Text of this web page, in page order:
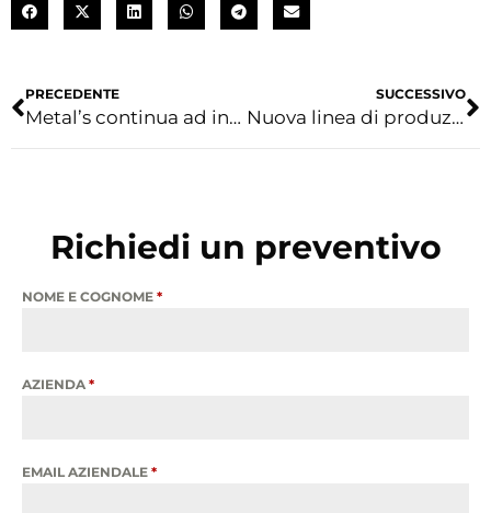
PRECEDENTE
Metal’s continua ad investire
SUCCESSIVO
Nuova linea di produzione
Richiedi un preventivo
NOME E COGNOME *
AZIENDA *
EMAIL AZIENDALE *